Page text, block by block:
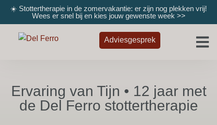
☀️ Stottertherapie in de zomervakantie: er zijn nog plekken vrij!
Wees er snel bij en kies jouw gewenste week >>
Adviesgesprek
Ervaring van Tijn • 12 jaar met
de Del Ferro stottertherapie